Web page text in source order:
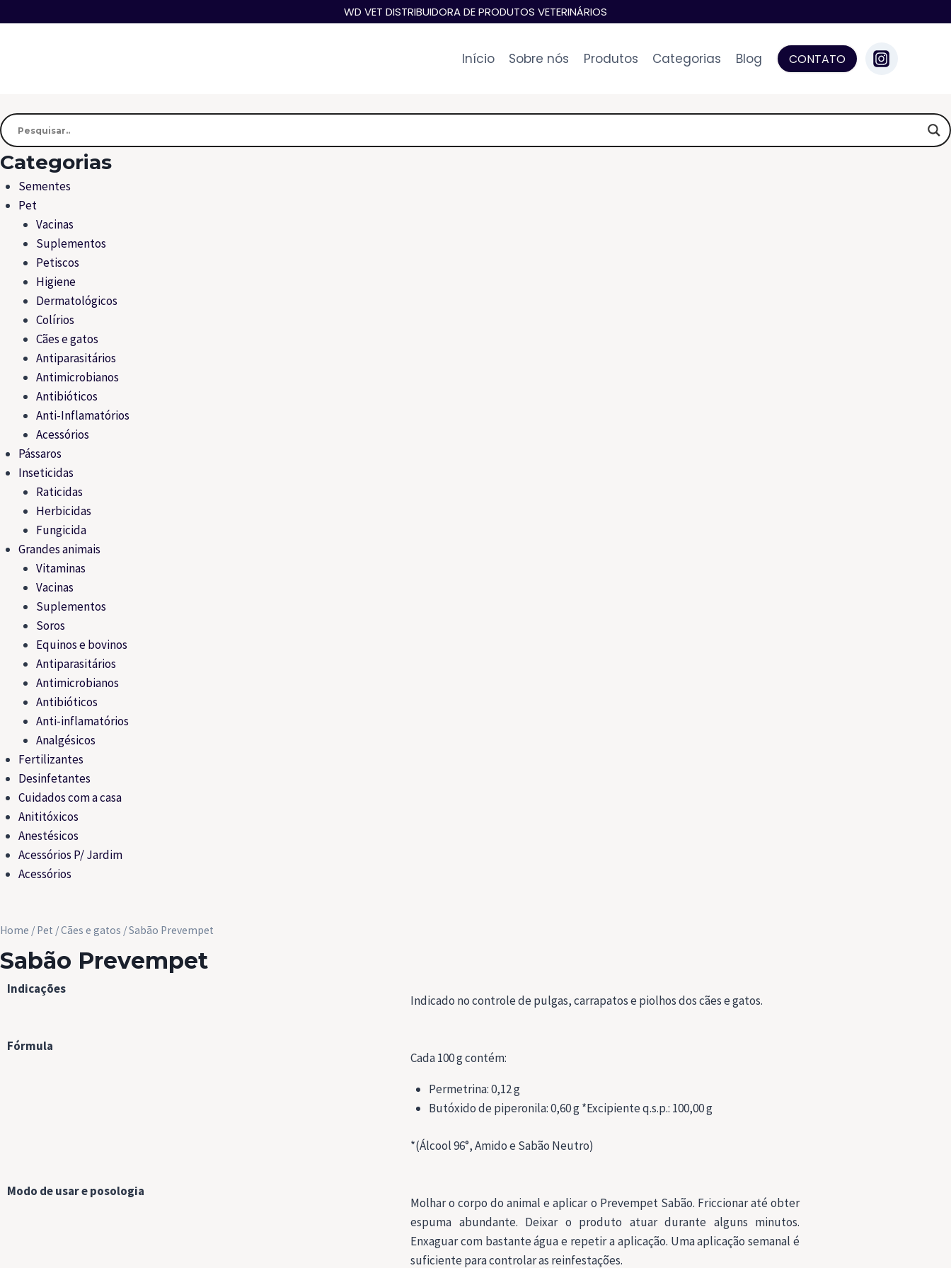
WD VET DISTRIBUIDORA DE PRODUTOS VETERINÁRIOS
Início Sobre nós Produtos Categorias Blog CONTATO
Categorias
Sementes
Pet
Vacinas
Suplementos
Petiscos
Higiene
Dermatológicos
Colírios
Cães e gatos
Antiparasitários
Antimicrobianos
Antibióticos
Anti-Inflamatórios
Acessórios
Pássaros
Inseticidas
Raticidas
Herbicidas
Fungicida
Grandes animais
Vitaminas
Vacinas
Suplementos
Soros
Equinos e bovinos
Antiparasitários
Antimicrobianos
Antibióticos
Anti-inflamatórios
Analgésicos
Fertilizantes
Desinfetantes
Cuidados com a casa
Anititóxicos
Anestésicos
Acessórios P/ Jardim
Acessórios
Home / Pet /Cães e gatos / Sabão Prevempet
Sabão Prevempet
Indicações
Indicado no controle de pulgas, carrapatos e piolhos dos cães e gatos.
Fórmula
Cada 100 g contém:
Permetrina: 0,12 g
Butóxido de piperonila: 0,60 g *Excipiente q.s.p.: 100,00 g
*(Álcool 96°, Amido e Sabão Neutro)
Modo de usar e posologia
Molhar o corpo do animal e aplicar o Prevempet Sabão. Friccionar até obter
espuma abundante. Deixar o produto atuar durante alguns minutos.
Enxaguar com bastante água e repetir a aplicação. Uma aplicação semanal é
suficiente para controlar as reinfestações.